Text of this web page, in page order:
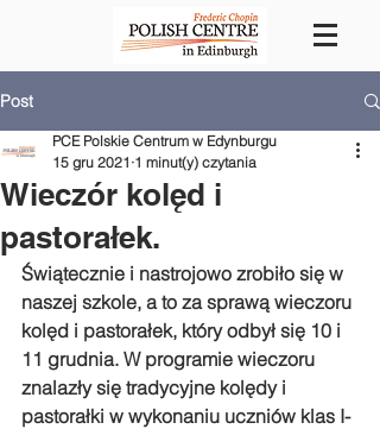
Post
Wieczór kolęd i
pastorałek.
PCE Polskie Centrum w Edynburgu
15 gru 2021 1 minut(y) czytania
Świątecznie i nastrojowo zrobiło się w
naszej szkole, a to za sprawą wieczoru
kolęd i pastorałek, który odbył się 10 i
11 grudnia. W programie wieczoru
znalazły się tradycyjne kolędy i
pastorałki w wykonaniu uczniów klas I-